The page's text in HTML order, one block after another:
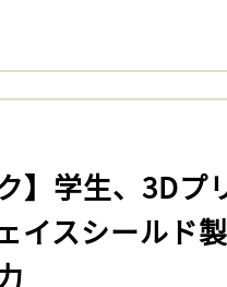
】学生、3Dプ
イスシールド